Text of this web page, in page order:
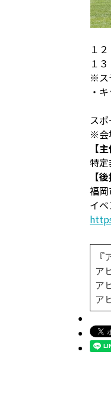
１
１
※ス
・
ス
※会
【
特
【
福
イ
ア
ア
ア